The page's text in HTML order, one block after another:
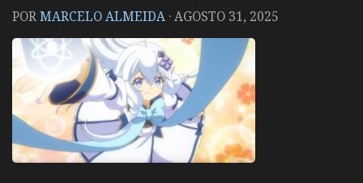
PORMARCELO ALMEIDA ·AGOSTO 31, 2025